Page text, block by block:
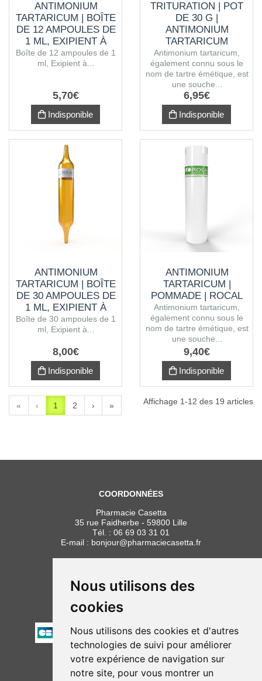
Nous utilisons des
cookies
Nous utilisons des cookies et d'autres
technologies de suivi pour améliorer
votre expérience de navigation sur
notre site, pour vous montrer un
ANTIMONIUM
TARTARICUM | BOÎTE
DE 12 AMPOULES DE
1 ML, EXIPIENT À
L'ALCOOL
Boîte de 12 ampoules de 1
ml, Exipient à...
5,70€
Indisponible
TRITURATION | POT
DE 30 G |
ANTIMONIUM
TARTARICUM
Antimonium tartaricum,
également connu sous le
nom de tartre émétique, est
une souche...
6,95€
Indisponible
ANTIMONIUM
TARTARICUM | BOÎTE
DE 30 AMPOULES DE
1 ML, EXIPIENT À
L'ALCOOL
Boîte de 30 ampoules de 1
ml, Exipient à...
8,00€
Indisponible
ANTIMONIUM
TARTARICUM |
POMMADE | ROCAL
Antimonium tartaricum,
également connu sous le
nom de tartre émétique, est
une souche...
9,40€
Indisponible
« ‹ 1 2 › » Affichage 1-12 des 19 articles
COORDONNÉES
Pharmacie Casetta
35 rue Faidherbe - 59800 Lille
Tél. : 06 69 03 31 01
E-mail : bonjour@pharmaciecasetta.fr
HORAIRES
Lundi au vendredi : 8h30 à 19h30
Samedi : 9h00 à 19h30
PAIEMENT
NOUS SUIVRE